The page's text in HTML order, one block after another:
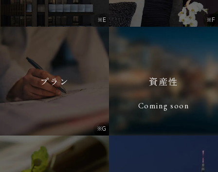
※E ※F
プラン
※G
資産性
Coming soon